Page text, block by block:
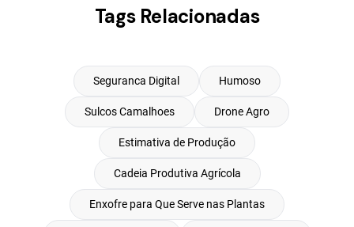
Tags Relacionadas
Seguranca Digital Humoso
Sulcos Camalhoes Drone Agro
Estimativa de Produção
Cadeia Produtiva Agrícola
Enxofre para Que Serve nas Plantas